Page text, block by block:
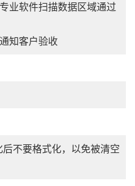
业软件扫描数据区域通过
知客户验收
不要格式化，以免被清空